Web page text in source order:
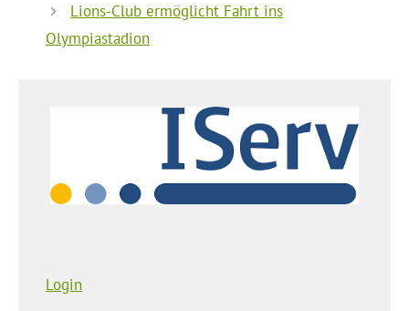
Lions-Club ermöglicht Fahrt ins
Olympiastadion
Login